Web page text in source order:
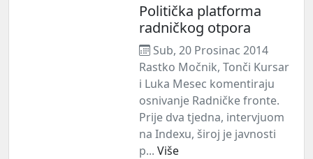
Politička platforma
radničkog otpora
Sub, 20 Prosinac 2014
Rastko Močnik, Tonči Kursar
i Luka Mesec komentiraju
osnivanje Radničke fronte.
Prije dva tjedna, intervjuom
na Indexu, široj je javnosti
p... Više